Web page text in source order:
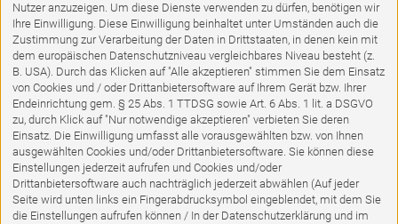
%
Nutzer anzuzeigen. Um diese Dienste verwenden zu dürfen, benötigen wir
Ihre Einwilligung. Diese Einwilligung beinhaltet unter Umständen auch die
Zustimmung zur Verarbeitung der Daten in Drittstaaten, in denen kein mit
dem europäischen Datenschutzniveau vergleichbares Niveau besteht (z.
B. USA). Durch das Klicken auf "Alle akzeptieren" stimmen Sie dem Einsatz
von Cookies und / oder Drittanbietersoftware auf Ihrem Gerät bzw. Ihrer
Endeinrichtung gem. § 25 Abs. 1 TTDSG sowie Art. 6 Abs. 1 lit. a DSGVO
zu, durch Klick auf "Nur notwendige akzeptieren" verbieten Sie deren
Einsatz. Die Einwilligung umfasst alle vorausgewählten bzw. von Ihnen
ausgewählten Cookies und/oder Drittanbietersoftware. Sie können diese
Einstellungen jederzeit aufrufen und Cookies und/oder
Drittanbietersoftware auch nachträglich jederzeit abwählen (Auf jeder
Seite wird unten links ein Fingerabdrucksymbol eingeblendet, mit dem Sie
die Einstellungen aufrufen können / In der Datenschutzerklärung und im